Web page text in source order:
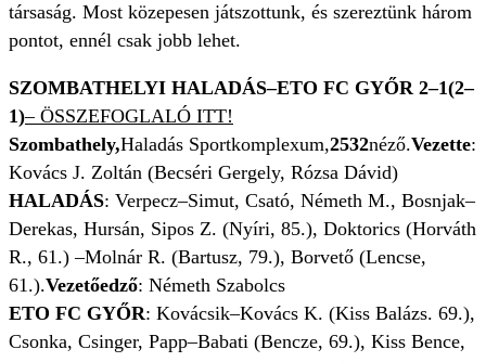
társaság. Most közepesen játszottunk, és szereztünk három
pontot, ennél csak jobb lehet.
SZOMBATHELYI HALADÁS–ETO FC GYŐR 2–1(2–
1)– ÖSSZEFOGLALÓ ITT!
Szombathely,Haladás Sportkomplexum,2532néző.Vezette:
Kovács J. Zoltán (Becséri Gergely, Rózsa Dávid)
HALADÁS: Verpecz–Simut, Csató, Németh M., Bosnjak–
Derekas, Hursán, Sipos Z. (Nyíri, 85.), Doktorics (Horváth
R., 61.) –Molnár R. (Bartusz, 79.), Borvető (Lencse,
61.).Vezetőedző: Németh Szabolcs
ETO FC GYŐR: Kovácsik–Kovács K. (Kiss Balázs. 69.),
Csonka, Csinger, Papp–Babati (Bencze, 69.), Kiss Bence,